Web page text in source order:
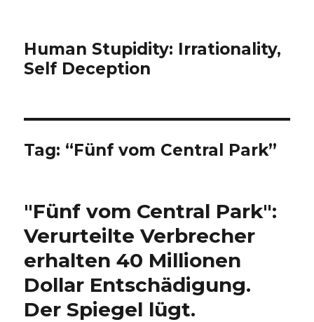
Human Stupidity: Irrationality,
Self Deception
Tag: “Fünf vom Central Park”
"Fünf vom Central Park":
Verurteilte Verbrecher
erhalten 40 Millionen
Dollar Entschädigung.
Der Spiegel lügt.